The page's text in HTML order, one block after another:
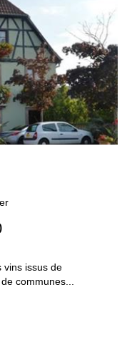
vins issus de
communes...